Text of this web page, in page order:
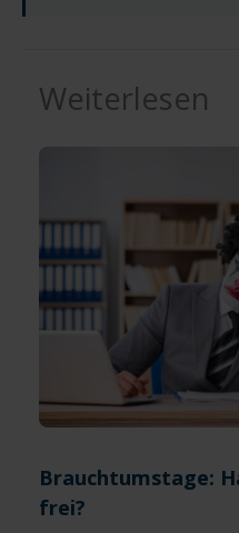
Weiterlesen
Brauchtumstage:
frei?